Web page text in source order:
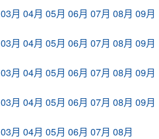
03月 04月 05月 06月 07月 08月 09月
03月 04月 05月 06月 07月 08月 09月
03月 04月 05月 06月 07月 08月 09月
03月 04月 05月 06月 07月 08月 09月
03月 04月 05月 06月 07月 08月